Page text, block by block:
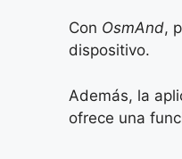
Con OsmAnd,
dispositivo.
Además, la
ofrece una